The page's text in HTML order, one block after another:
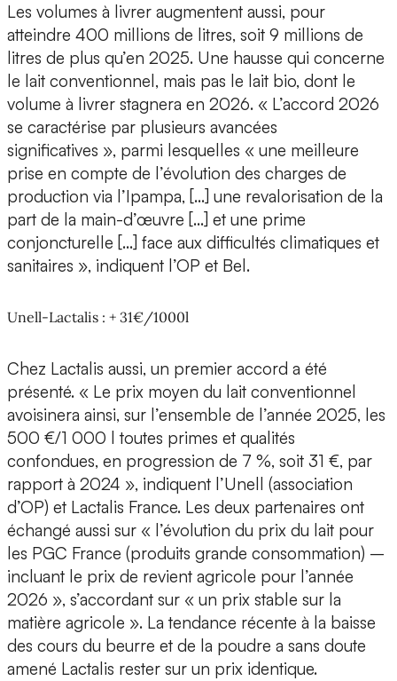
Les volumes à livrer augmentent aussi, pour
atteindre 400 millions de litres, soit 9 millions de
litres de plus qu’en 2025. Une hausse qui concerne
le lait conventionnel, mais pas le lait bio, dont le
volume à livrer stagnera en 2026. « L’accord 2026
se caractérise par plusieurs avancées
significatives », parmi lesquelles « une meilleure
prise en compte de l’évolution des charges de
production via l’Ipampa, […] une revalorisation de la
part de la main-d’œuvre […] et une prime
conjoncturelle […] face aux difficultés climatiques et
sanitaires », indiquent l’OP et Bel.
Unell-Lactalis : + 31€/1000l
Chez Lactalis aussi, un premier accord a été
présenté. « Le prix moyen du lait conventionnel
avoisinera ainsi, sur l’ensemble de l’année 2025, les
500 €/1 000 l toutes primes et qualités
confondues, en progression de 7 %, soit 31 €, par
rapport à 2024 », indiquent l’Unell (association
d’OP) et Lactalis France. Les deux partenaires ont
échangé aussi sur « l’évolution du prix du lait pour
les PGC France (produits grande consommation) –
incluant le prix de revient agricole pour l’année
2026 », s’accordant sur « un prix stable sur la
matière agricole ». La tendance récente à la baisse
des cours du beurre et de la poudre a sans doute
amené Lactalis rester sur un prix identique.